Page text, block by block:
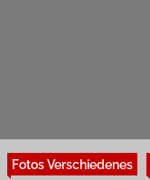
Fotos Verschiedenes